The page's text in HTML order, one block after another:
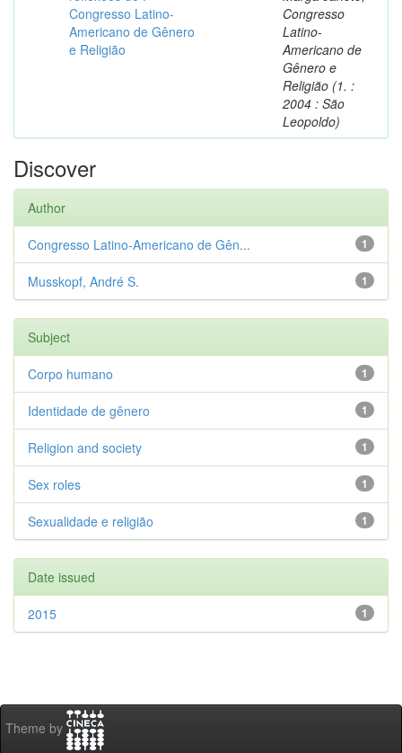
Congresso Latino-
Americano de Gênero
e Religião
Congresso
Latino-
Americano de
Gênero e
Religião (1. :
2004 : São
Leopoldo)
Discover
Author
1
Congresso Latino-Americano de Gên...
1
Musskopf, André S.
Subject
1
Corpo humano
1
Identidade de gênero
1
Religion and society
1
Sex roles
1
Sexualidade e religião
Date issued
1
2015
Theme by